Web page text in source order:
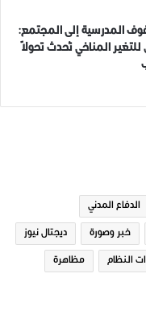
المدرسية إلى المجتمع:
للتغير المناخي تُحدث تحولاً
الدفاع المدني
خبر وصورة ديجتال نيوز
النظام مظاهرة